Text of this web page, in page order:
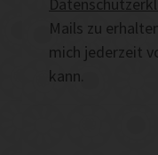
Mails zu
mich jederzeit
kann.